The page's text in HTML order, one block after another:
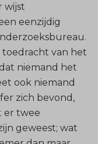
wijst
eenzijdig
toedracht van het
niemand het
ook niemand
zich bevond,
er twee
geweest; wat